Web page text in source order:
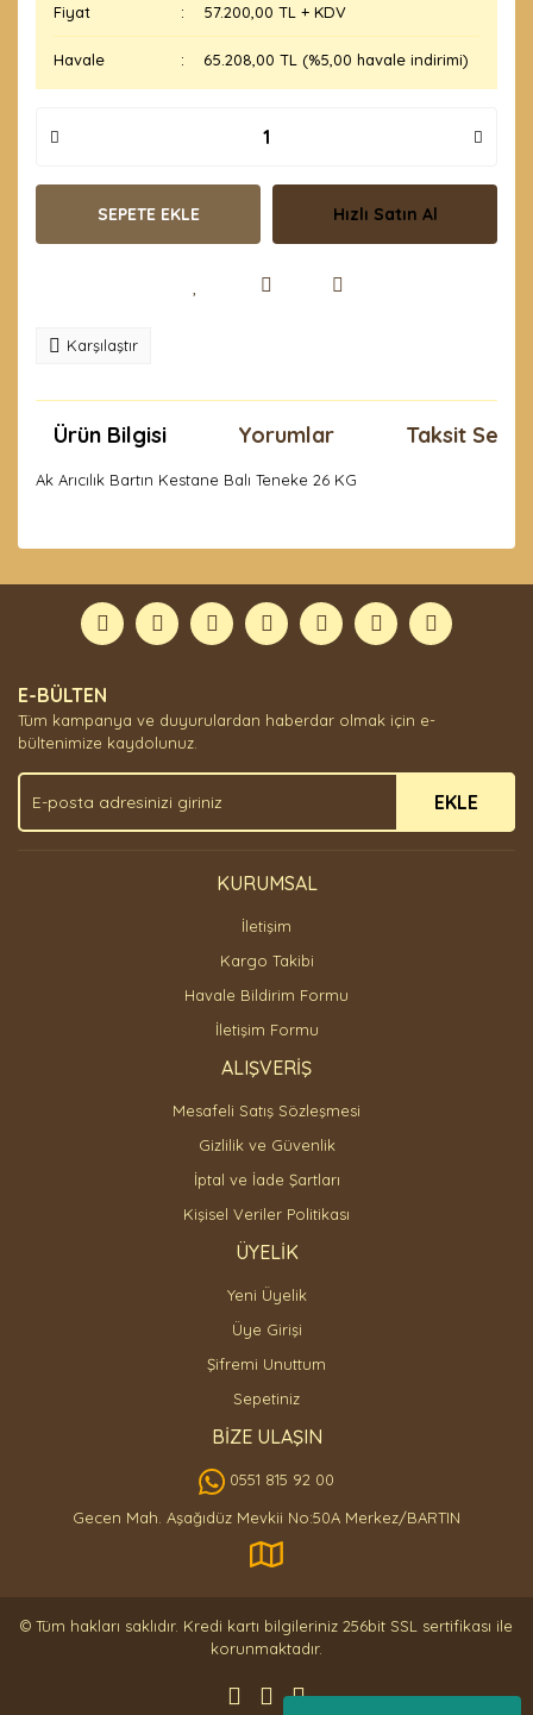
Fiyat 57.200,00 TL + KDV
Havale 65.208,00 TL (%5,00 havale indirimi)
SEPETE EKLE Hızlı Satın Al
Karşılaştır
Ürün Bilgisi Yorumlar Taksit
Ak Arıcılık Bartın Kestane Balı Teneke 26 KG
Yorum Yaz
formunu kullanarak tarafımıza iletebilirsiniz.
Görüş ve önerileriniz için teşekkür ederiz.
Ürün açıklamasında eksik bilgiler bulunuyor.
Ürün bilgilerinde hatalar bulunuyor.
Ürün fiyatı diğer sitelerden daha pahalı.
Bu ürüne benzer farklı alternatifler olmalı.
Gönder
E-BÜLTEN
Tüm kampanya ve duyurulardan haberdar olmak için e-
bültenimize kaydolunuz.
EKLE
KURUMSAL
İletişim
Kargo Takibi
Havale Bildirim Formu
İletişim Formu
ALIŞVERİŞ
Mesafeli Satış Sözleşmesi
Gizlilik ve Güvenlik
İptal ve İade Şartları
Kişisel Veriler Politikası
ÜYELİK
Yeni Üyelik
Üye Girişi
Şifremi Unuttum
Sepetiniz
BİZE ULAŞIN
0551 815 92 00
Gecen Mah. Aşağıdüz Mevkii No:50A Merkez/BARTIN
© Tüm hakları saklıdır. Kredi kartı bilgileriniz 256bit SSL sertifikası ile
korunmaktadır.